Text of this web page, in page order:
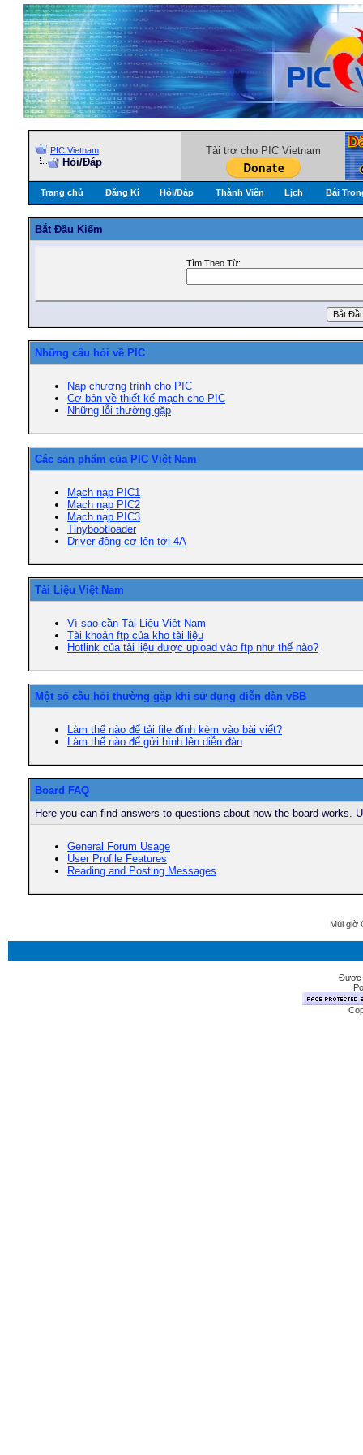
PIC Vietnam
Hỏi/Ðáp
Tài trợ cho PIC Vietnam
Trang chủ Đăng Kí Hỏi/Ðáp Thành Viên Lịch Bài
Bắt Ðầu Kiếm
Tìm Theo Từ:
Những câu hỏi về PIC
Nạp chương trình cho PIC
Cơ bản về thiết kế mạch cho PIC
Những lỗi thường gặp
Các sản phẩm của PIC Việt Nam
Mạch nạp PIC1
Mạch nạp PIC2
Mạch nạp PIC3
Tinybootloader
Driver động cơ lên tới 4A
Tài Liệu Việt Nam
Vì sao cần Tài Liệu Việt Nam
Tài khoản ftp của kho tài liệu
Hotlink của tài liệu được upload vào ftp như thế nào?
Một số câu hỏi thường gặp khi sử dụng diễn đàn vBB
Làm thế nào để tải file đính kèm vào bài viết?
Làm thế nào để gửi hình lên diễn đàn
Board FAQ
Here you can find answers to questions about how the board
General Forum Usage
User Profile Features
Reading and Posting Messages
Múi giờ
Được